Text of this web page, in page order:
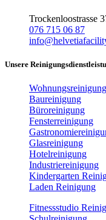
Trockenloostrasse
076 715 06 87
Unsere
Wohnungsreinigung
Baureinigung
Büroreinigung
Fensterreinigung
Glasreinigung
Hotelreinigung
Industriereinigung
Kindergarten
Laden Reinigung
Fitnessstudio